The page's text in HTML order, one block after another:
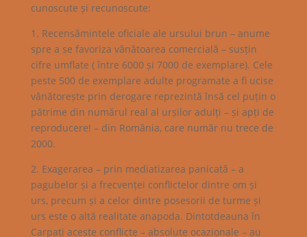
cunoscute și recunoscute:
1. Recensămintele oficiale ale ursului brun – anume
spre a se favoriza vânătoarea comercială – susțin
cifre umflate ( între 6000 și 7000 de exemplare). Cele
peste 500 de exemplare adulte programate a fi ucise
vânătorește prin derogare reprezintă însă cel puțin o
pătrime din numărul real al urșilor adulți – și apți de
reproducere! – din România, care număr nu trece de
2000.
2. Exagerarea – prin mediatizarea panicată – a
pagubelor și a frecvenței conflictelor dintre om și
urs, precum și a celor dintre posesorii de turme și
urs este o altă realitate anapoda. Dintotdeauna în
Carpați aceste conflicte – absolute ocazionale – au